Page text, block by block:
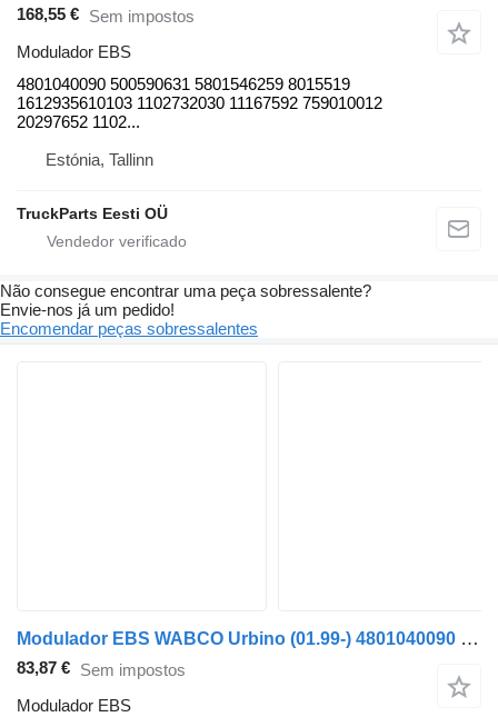
168,55 € Sem impostos
Modulador EBS
4801040090 500590631 5801546259 8015519
1612935610103 1102732030 11167592 759010012
20297652 1102...
Estónia, Tallinn
TruckParts Eesti OÜ
Não consegue encontrar uma peça sobressalente?
Envie-nos já um pedido!
Encomendar peças sobressalentes
Modulador EBS WABCO Urbino (01.99-) 4801040090 para autocarro Solaris Urbino, Alpino, Vacanza (1999-)
83,87 € Sem impostos
Modulador EBS